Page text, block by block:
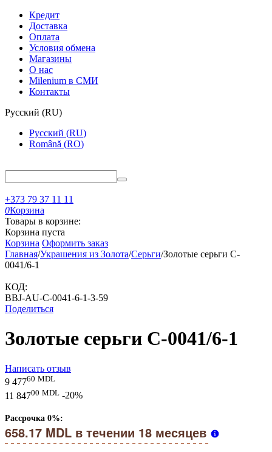
Кредит
Доставка
Оплата
Условия обмена
Магазины
О нас
Milenium в СМИ
Контакты
Русский (RU)
Русский (RU)
Română (RO)
+373 79 37 11 11
0Корзина
Товары в корзине:
Корзина пуста
Корзина Оформить заказ
Главная/Украшения из Золота/Серьги/Золотые серьги C-
0041/6-1
КОД:
BBJ-AU-C-0041-6-1-3-59
Поделиться
Золотые серьги C-0041/6-1
Написать отзыв
9 47760 MDL
11 84700 MDL -20%
Рассрочка 0%:
658.17 MDL в течении 18 месяцев